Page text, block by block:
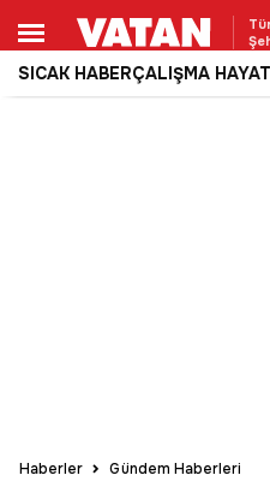
SICAK HABERÇALIŞMA
Haberler Gündem Haberleri